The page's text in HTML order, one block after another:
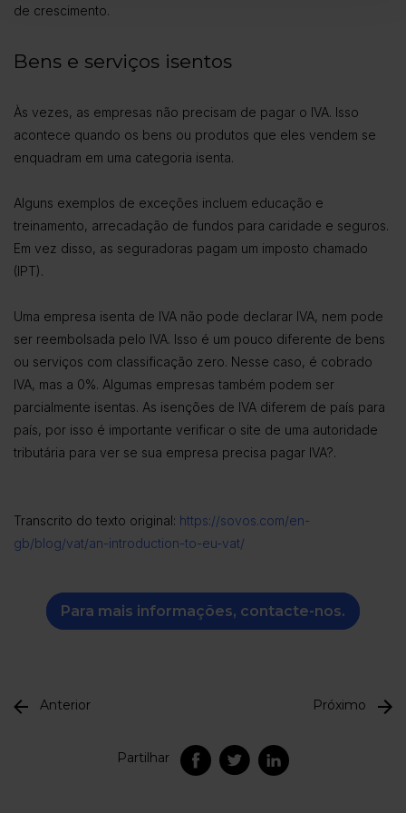
de crescimento.
Bens e serviços isentos
Às vezes, as empresas não precisam de pagar o IVA. Isso
acontece quando os bens ou produtos que eles vendem se
enquadram em uma categoria isenta.
Alguns exemplos de exceções incluem educação e
treinamento, arrecadação de fundos para caridade e seguros.
Em vez disso, as seguradoras pagam um imposto chamado
(IPT).
Uma empresa isenta de IVA não pode declarar IVA, nem pode
ser reembolsada pelo IVA. Isso é um pouco diferente de bens
ou serviços com classificação zero. Nesse caso, é cobrado
IVA, mas a 0%. Algumas empresas também podem ser
parcialmente isentas. As isenções de IVA diferem de país para
país, por isso é importante verificar o site de uma autoridade
tributária para ver se sua empresa precisa pagar IVA?.
Transcrito do texto original: https://sovos.com/en-
gb/blog/vat/an-introduction-to-eu-vat/
Para mais informações, contacte-nos.
Anterior
Partilhar
Próximo